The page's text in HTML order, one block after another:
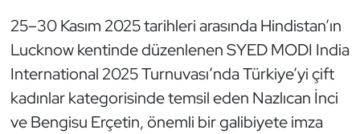
25–30 Kasım 2025 tarihleri arasında Hindistan’ın
Lucknow kentinde düzenlenen SYED MODI India
International 2025 Turnuvası’nda Türkiye’yi çift
kadınlar kategorisinde temsil eden Nazlıcan İnci
ve Bengisu Erçetin, önemli bir galibiyete imza
E-Spor
Eskrim
Futbol